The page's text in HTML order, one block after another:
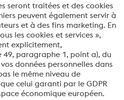
à la newsletter de voestalpine